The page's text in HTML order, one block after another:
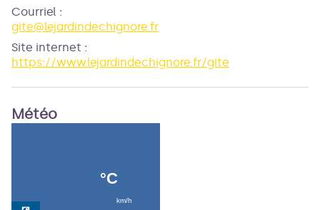
Courriel :
gite@lejardindechignore.fr
Site internet :
https://www.lejardindechignore.fr/gite
Météo